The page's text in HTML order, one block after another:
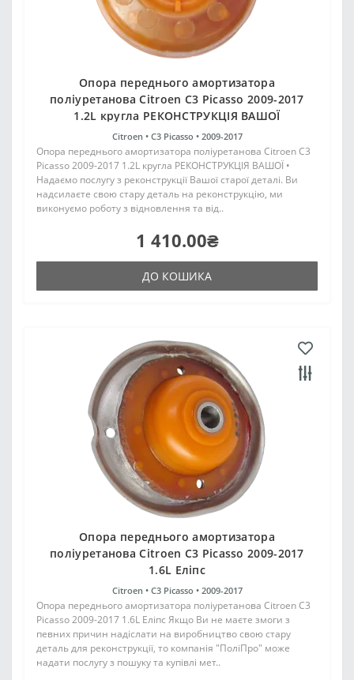
Опора переднього амортизатора
поліуретанова Citroen C3 Picasso 2009-2017
1.2L кругла РЕКОНСТРУКЦІЯ ВАШОЇ
Citroen • C3 Picasso • 2009-2017
Опора переднього амортизатора поліуретанова Citroen C3
Picasso 2009-2017 1.2L кругла РЕКОНСТРУКЦІЯ ВАШОЇ •
Надаємо послугу з реконструкції Вашої старої деталі. Ви
надсилаєте свою стару деталь на реконструкцію, ми
виконуємо роботу з відновлення та від..
1 410.00₴
ДО КОШИКА
Опора переднього амортизатора
поліуретанова Citroen C3 Picasso 2009-2017
1.6L Еліпс
Citroen • C3 Picasso • 2009-2017
Опора переднього амортизатора поліуретанова Citroen C3
Picasso 2009-2017 1.6L Еліпс Якщо Ви не маєте змоги з
певних причин надіслати на виробництво свою стару
деталь для реконструкції, то компанія "ПоліПро" може
надати послугу з пошуку та купівлі мет..